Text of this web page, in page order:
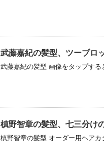
武藤嘉紀の髪型、ツーブロ
武藤嘉紀の髪型 画像をタップす
槙野智章の髪型、七三分け
槙野智章の髪型 オーダー用ヘア